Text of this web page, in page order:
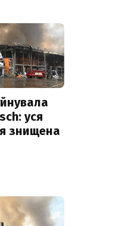
уся
знищена